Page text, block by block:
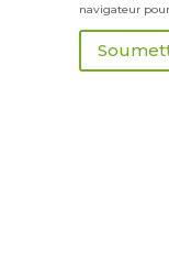
navigateur